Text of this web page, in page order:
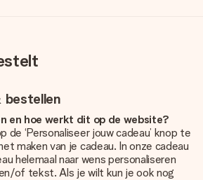
bestellen
en hoe werkt dit op de website?
de ‘Personaliseer jouw cadeau’ knop te
maken van je cadeau. In onze cadeau
helemaal naar wens personaliseren
of tekst. Als je wilt kun je ook nog